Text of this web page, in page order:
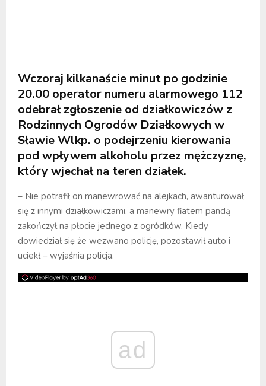
Wczoraj kilkanaście minut po godzinie
20.00 operator numeru alarmowego 112
odebrał zgłoszenie od działkowiczów z
Rodzinnych Ogrodów Działkowych w
Sławie Wlkp. o podejrzeniu kierowania
pod wpływem alkoholu przez mężczyznę,
który wjechał na teren działek.
– Nie potrafił on manewrować na alejkach, awanturował
się z innymi działkowiczami, a manewry fiatem pandą
zakończył na płocie jednego z ogródków. Kiedy
dowiedział się że wezwano policję, pozostawił auto i
uciekł – wyjaśnia policja.
ad